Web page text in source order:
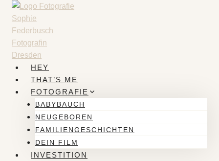
Zum
Inhalt
springen
HEY
THAT’S ME
FOTOGRAFIE
BABYBAUCH
NEUGEBOREN
FAMILIENGESCHICHTEN
DEIN FILM
INVESTITION